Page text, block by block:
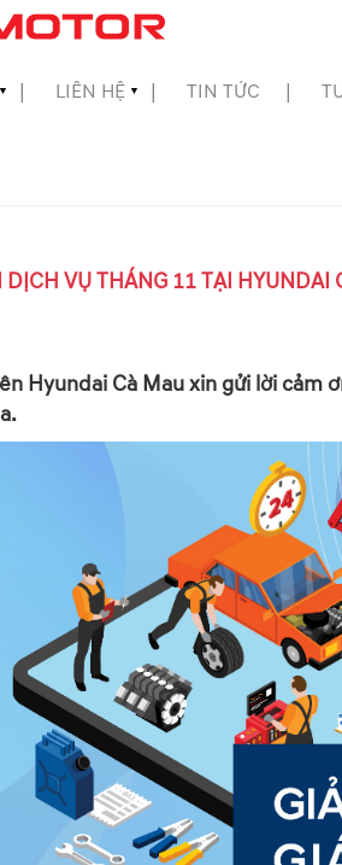
▼ LIÊN HỆ ▼ TIN TỨC
VỤ THÁNG 11 TẠI HYUNDAI
Hyundai Cà Mau xin gửi lời cảm